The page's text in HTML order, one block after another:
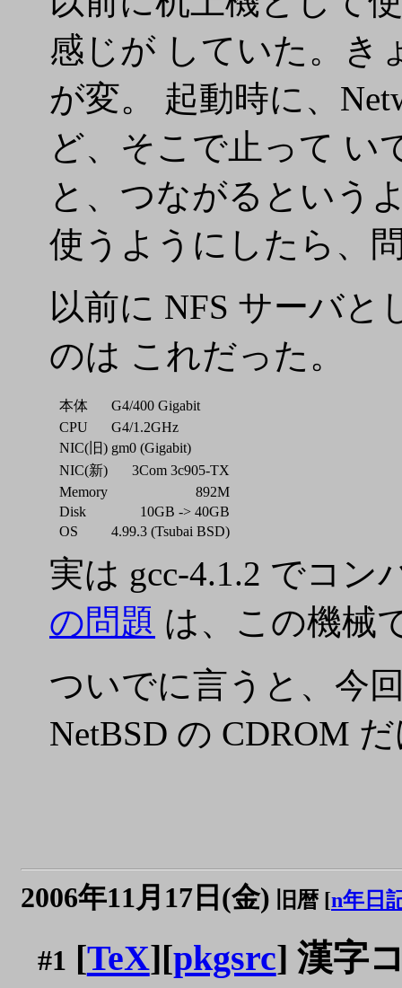
感じが していた。き
が変。 起動時に、
ど、そこで止って い
と、つながるという
使うようにしたら、
以前に NFS サーバ
のは これだった。
本体
G4/400 Gigabit
CPU
G4/1.2GHz
NIC(旧) gm0 (Gigabit)
NIC(新)
3Com 3c905-TX
Memory
892M
Disk
10GB -> 40GB
OS
4.99.3 (Tsubai BSD)
実は gcc-4.1.2 でコン
の問題 は、この機械
ついでに言うと、今
NetBSD の CDROM
2006年11月17日(金) 旧暦 [n年日
#1 [TeX][pkgsrc] 漢字